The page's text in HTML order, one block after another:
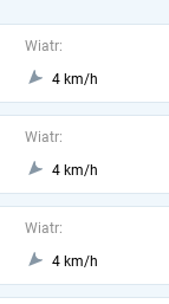
Wiatr:
4 km/h
Wiatr:
4 km/h
Wiatr:
4 km/h